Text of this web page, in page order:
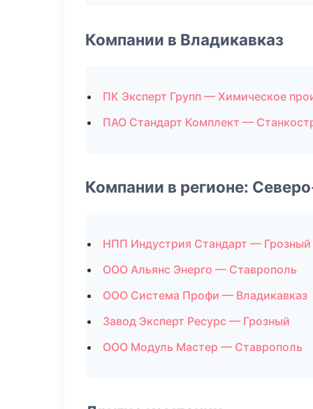
Компании в Владикавказ
ПК Эксперт Групп — Химическое
ПАО Стандарт Комплект —
Компании в регионе:
НПП Индустрия Стандарт — Грозный
ООО Альянс Энерго — Ставрополь
ООО Система Профи — Владикавказ
Завод Эксперт Ресурс — Грозный
ООО Модуль Мастер — Ставрополь